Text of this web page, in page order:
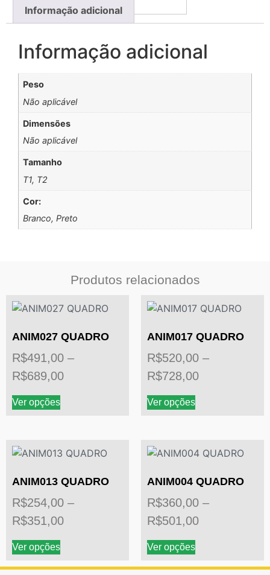
Informação adicional
Informação adicional
Peso
Não aplicável
Dimensões
Não aplicável
Tamanho
T1, T2
Cor:
Branco, Preto
Produtos relacionados
ANIM027 QUADRO
R$491,00 –
R$689,00
Ver opções
ANIM017 QUADRO
R$520,00 –
R$728,00
Ver opções
ANIM013 QUADRO
R$254,00 –
R$351,00
Ver opções
ANIM004 QUADRO
R$360,00 –
R$501,00
Ver opções